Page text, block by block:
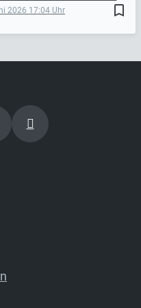
bookmark_border
2026 17:04